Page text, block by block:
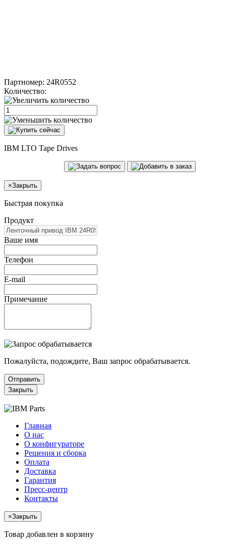
Партномер: 24R0552
Количество:
IBM LTO Tape Drives
×Закрыть
Быстрая покупка
Продукт
Ваше имя
Телефон
E-mail
Примечание
Пожалуйста, подождите, Ваш запрос обрабатывается.
Отправить
Закрыть
Главная
О нас
О конфигураторе
Решения и сборка
Оплата
Доставка
Гарантия
Пресс-центр
Контакты
×Закрыть
Товар добавлен в корзину